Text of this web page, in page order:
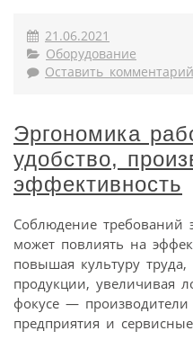
21.06.2021
Оборудование
Оставить комментарий
Эргономика
удобство,
эффективность
Соблюдение требований
может повлиять на
повышая культуру труда,
продукции, увеличивая
фокусе —
предприятия и